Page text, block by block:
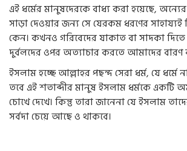
এই ধর্মের মানুষদেরকে বাধ্য করা হয়েছে,
সাড়া দেওয়ার জন্য সে যেরকম ধরণের
কেন। কখনও গরিবেদের যাকাত বা সাদকা
দুর্বলদের ওপর অত্যাচার করতে আমাদের বারণ
ইসলাম হচ্ছে আল্লাহর পছন্দ সেরা ধর্ম, যে
তবে এই শতাব্দীর মানুষ ইসলাম ধর্মকে একটি
চোখে দেখে। কিন্তু তারা জানেনা যে ইসলাম
সর্বদা চেয়ে আছে ও থাকবে।